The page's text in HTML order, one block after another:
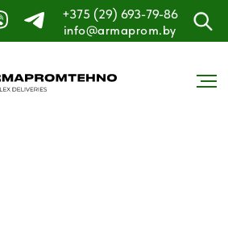
+375 (29) 693-79-86
info@armaprom.by
+375 (29) 693-79-86